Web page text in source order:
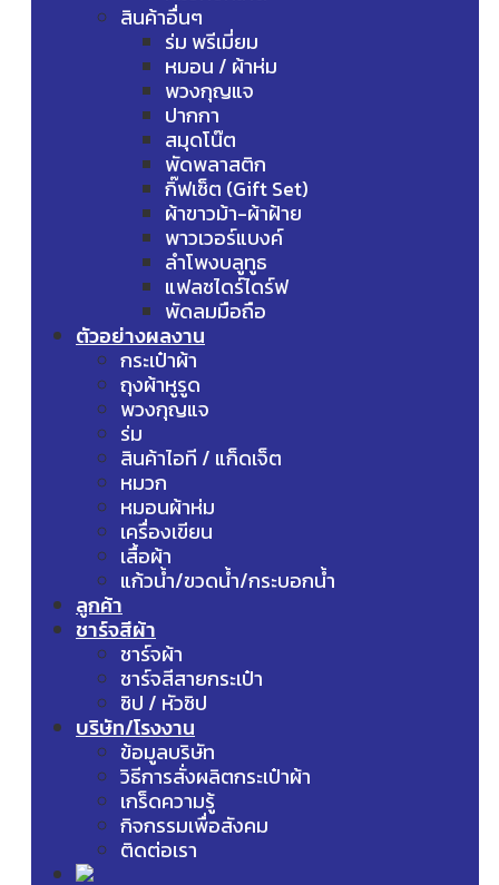
สินค้าอื่นๆ
ร่ม พรีเมี่ยม
หมอน / ผ้าห่ม
พวงกุญแจ
ปากกา
สมุดโน๊ต
พัดพลาสติก
กิ๊ฟเซ็ต (Gift Set)
ผ้าขาวม้า-ผ้าฝ้าย
พาวเวอร์แบงค์
ลำโพงบลูทูธ
แฟลชไดร์ไดร์ฟ
พัดลมมือถือ
ตัวอย่างผลงาน
กระเป๋าผ้า
ถุงผ้าหูรูด
พวงกุญแจ
ร่ม
สินค้าไอที / แก็ดเจ็ต
หมวก
หมอนผ้าห่ม
เครื่องเขียน
เสื้อผ้า
แก้วน้ำ/ขวดน้ำ/กระบอกน้ำ
ลูกค้า
ชาร์จสีผ้า
ชาร์จผ้า
ชาร์จสีสายกระเป๋า
ซิป / หัวซิป
บริษัท/โรงงาน
ข้อมูลบริษัท
วิธีการสั่งผลิตกระเป๋าผ้า
เกร็ดความรู้
กิจกรรมเพื่อสังคม
ติดต่อเรา